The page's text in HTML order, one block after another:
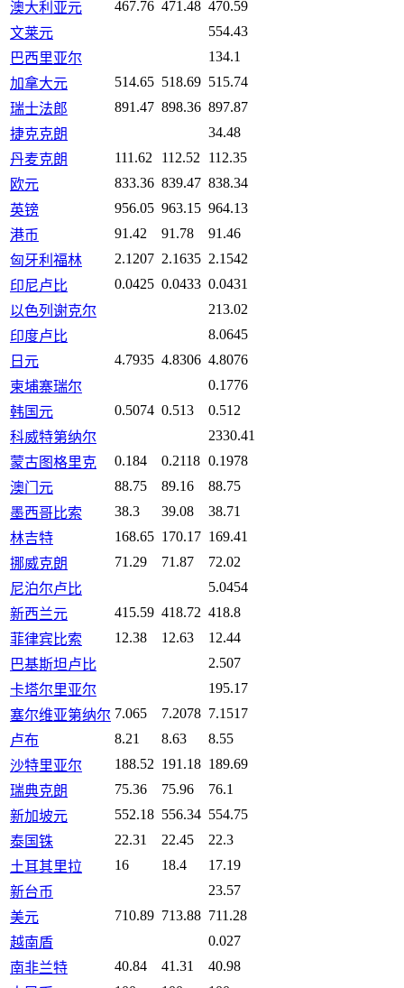
澳大利亚元 467.76 471.48 470.59
文莱元
554.43
巴西里亚尔
134.1
加拿大元
514.65 518.69 515.74
瑞士法郎
891.47 898.36 897.87
捷克克朗
34.48
丹麦克朗
111.62 112.52
112.35
欧元
833.36 839.47 838.34
英镑
956.05 963.15 964.13
港币
91.42 91.78
91.46
匈牙利福林
2.1207 2.1635 2.1542
印尼卢比
0.0425 0.0433 0.0431
以色列谢克尔
213.02
印度卢比
8.0645
日元
4.7935 4.8306 4.8076
柬埔寨瑞尔
0.1776
韩国元
0.5074 0.513
0.512
科威特第纳尔
2330.41
蒙古图格里克
0.184 0.2118 0.1978
澳门元
88.75 89.16
88.75
墨西哥比索
38.3 39.08
38.71
林吉特
168.65 170.17 169.41
挪威克朗
71.29 71.87
72.02
尼泊尔卢比
5.0454
新西兰元
415.59 418.72 418.8
菲律宾比索
12.38 12.63
12.44
巴基斯坦卢比
2.507
卡塔尔里亚尔
195.17
塞尔维亚第纳尔 7.065 7.2078 7.1517
卢布
8.21 8.63
8.55
沙特里亚尔
188.52 191.18 189.69
瑞典克朗
75.36 75.96
76.1
新加坡元
552.18 556.34 554.75
泰国铢
22.31 22.45
22.3
土耳其里拉
16 18.4
17.19
新台币
23.57
美元
710.89 713.88 711.28
越南盾
0.027
南非兰特
40.84 41.31
40.98